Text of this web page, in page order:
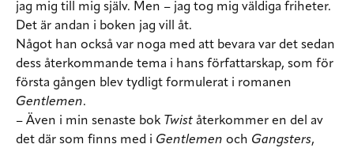
jag mig till mig själv. Men – jag tog mig väldiga friheter.
Det är andan i boken jag vill åt.
Något han också var noga med att bevara var det sedan
dess återkommande tema i hans författarskap, som för
första gången blev tydligt formulerat i romanen
Gentlemen.
– Även i min senaste bok Twist återkommer en del av
det där som finns med i Gentlemen och Gangsters,